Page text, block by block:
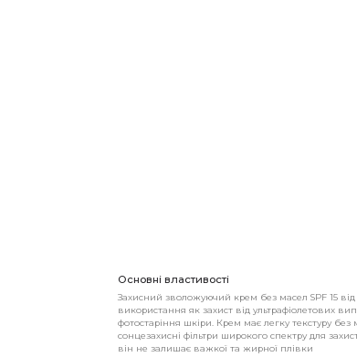
Основні властивості
Захисний зволожуючий крем без масел SPF 15
використання як захист від ультрафіолетових
фотостаріння шкіри. Крем має легку текстуру
сонцезахисні фільтри широкого спектру для
він не залишає важкої та жирної плівки